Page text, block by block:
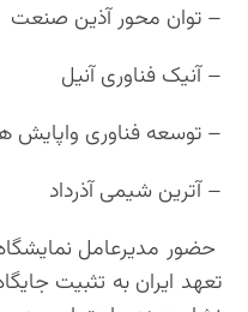
– توان محور آذین صنعت
– آنیک فناوری آنیل
– توسعه فناوری واپایش
– آترین شیمی آذرداد
حضور مدیرعامل
تعهد ایران به تثبیت